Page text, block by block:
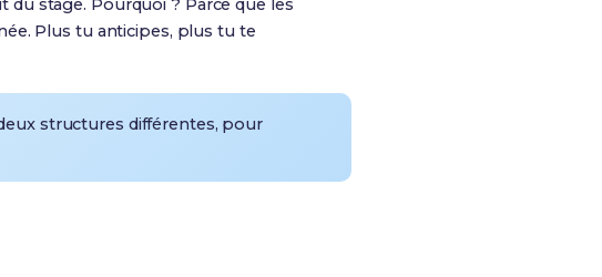
du stage. Pourquoi ? Parce que les
Plus tu anticipes, plus tu te
structures différentes, pour